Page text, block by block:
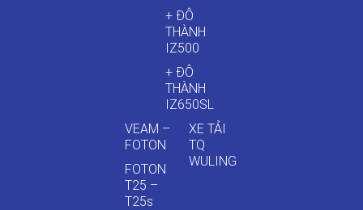
+ ĐÔ
THÀNH
IZ500
+ ĐÔ
THÀNH
IZ650SL
VEAM –
FOTON
FOTON
T25 –
T25s
XE TẢI
TQ
WULING